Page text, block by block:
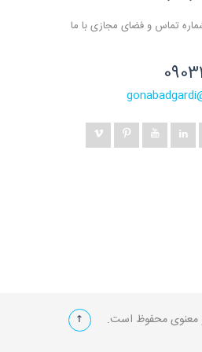
تماس و فضای مجازی با ما
معنوی محفوظ است.